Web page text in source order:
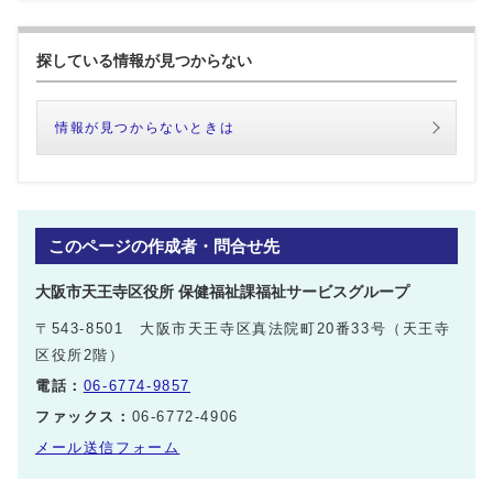
探している情報が見つからない
情報が見つからないときは
このページの作成者・問合せ先
大阪市天王寺区役所 保健福祉課福祉サービスグループ
〒543-8501 大阪市天王寺区真法院町20番33号（天王寺
区役所2階）
電話： 06-6774-9857
ファックス： 06-6772-4906
メール送信フォーム